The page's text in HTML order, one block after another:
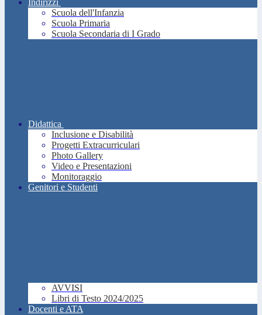
Indirizzi
Scuola dell'Infanzia
Scuola Primaria
Scuola Secondaria di I Grado
Didattica
Inclusione e Disabilità
Progetti Extracurriculari
Photo Gallery
Video e Presentazioni
Monitoraggio
Genitori e Studenti
AVVISI
Libri di Testo 2024/2025
Docenti e ATA